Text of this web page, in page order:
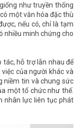
như truyền thống
một văn hóa đặc thù
nếu có, chỉ là tạm
nhiều minh chứng cho
hỗ trợ lẫn nhau để
của người khác và
niềm tin và chung sức
một tổ chức như thế.
nhân lực liên tục phát